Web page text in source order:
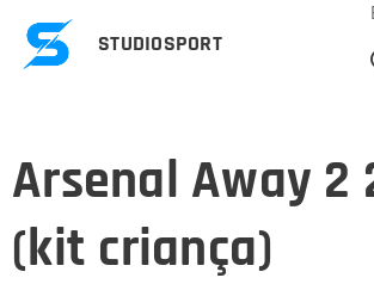
STUDIOSPORT
Arsenal Away 2
(kit criança)